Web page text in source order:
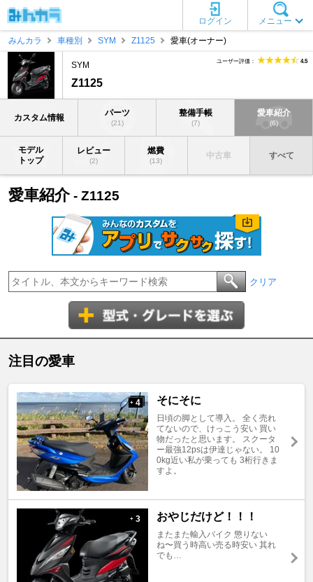
メニュー
ログイン
みんカラ
車種別 SYM Z1125 愛車(オーナー)
SYM
Z1125
ユーザー評価： 4.5
カスタム情報 パーツ
(21)
整備手帳
(7)
愛車紹介
(6)
モデル
トップ
レビュー
(2)
燃費
(13)
中古車 すべて
愛車紹介- Z1125
クリア
注目の愛車
+ 4 そにそに
日頃の脚として導入。 全く売れ
てないので、けっこう安い 買い
物だったと思います。 スクータ
ー最強12psは伊達じゃない。 10
0kg近い私が乗っても 3桁行きま
すよ。
+ 3 おやじだけど！！！
またまた輸入バイク 懲りない
ね〜買う時高い売る時安い 其れ
でも…